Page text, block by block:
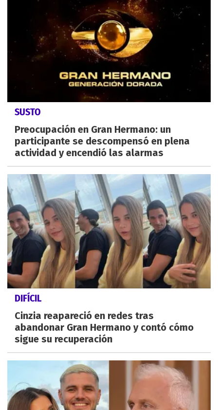
SUSTO
Preocupación en Gran Hermano: un
participante se descompensó en plena
actividad y encendió las alarmas
DIFÍCIL
Cinzia reapareció en redes tras
abandonar Gran Hermano y contó cómo
sigue su recuperación